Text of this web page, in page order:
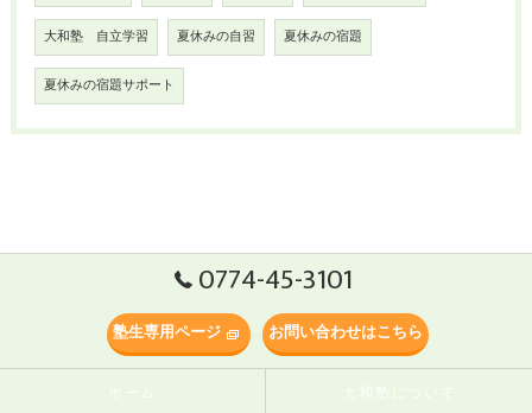
大和塾 自立学習 夏休みの自習 夏休みの宿題
夏休みの宿題サポート
0774-45-3101
塾生専用ページ お問い合わせはこちら
ホーム 大和塾について